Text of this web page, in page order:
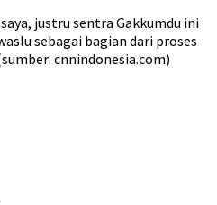
justru sentra Gakkumdu ini
sebagai bagian dari proses
cnnindonesia.com)